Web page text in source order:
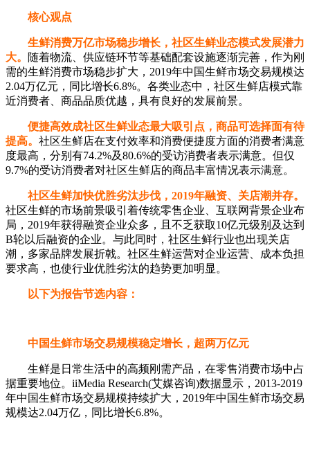
核心观点
生鲜消费万亿市场稳步增长，社区生鲜业态模式发展潜力
大。
随着物流、供应链环节等基础配套设施逐渐完善，作为刚
需的生鲜消费市场稳步扩大，2019年中国生鲜市场交易规模达
2.04万亿元，同比增长6.8%。各类业态中，社区生鲜店模式靠
近消费者、商品品质优越，具有良好的发展前景。
便捷高效成社区生鲜业态最大吸引点，商品可选择面有待
提高。 社区生鲜店在支付效率和消费便捷度方面的消费者满意
度最高，分别有74.2%及80.6%的受访消费者表示满意。但仅
9.7%的受访消费者对社区生鲜店的商品丰富情况表示满意。
社区生鲜加快优胜劣汰步伐，2019年融资、关店潮并存。
社区生鲜的市场前景吸引着传统零售企业、互联网背景企业布
局，2019年获得融资企业众多，且不乏获取10亿元级别及达到
B轮以后融资的企业。与此同时，社区生鲜行业也出现关店
潮，多家品牌发展折戟。社区生鲜运营对企业运营、成本负担
要求高，也使行业优胜劣汰的趋势更加明显。
以下为报告节选内容：
中国生鲜市场交易规模稳定增长，超两万亿元
生鲜是日常生活中的高频刚需产品，在零售消费市场中占
据重要地位。iiMedia Research(艾媒咨询)数据显示，2013-2019
年中国生鲜市场交易规模持续扩大，2019年中国生鲜市场交易
规模达2.04万亿，同比增长6.8%。